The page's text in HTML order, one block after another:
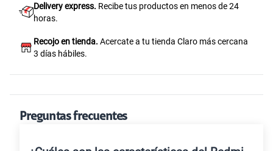
Delivery express. Recibe tus productos en menos de 24
horas.
Recojo en tienda. Acercate a tu tienda Claro más cercana
3 días hábiles.
Preguntas frecuentes